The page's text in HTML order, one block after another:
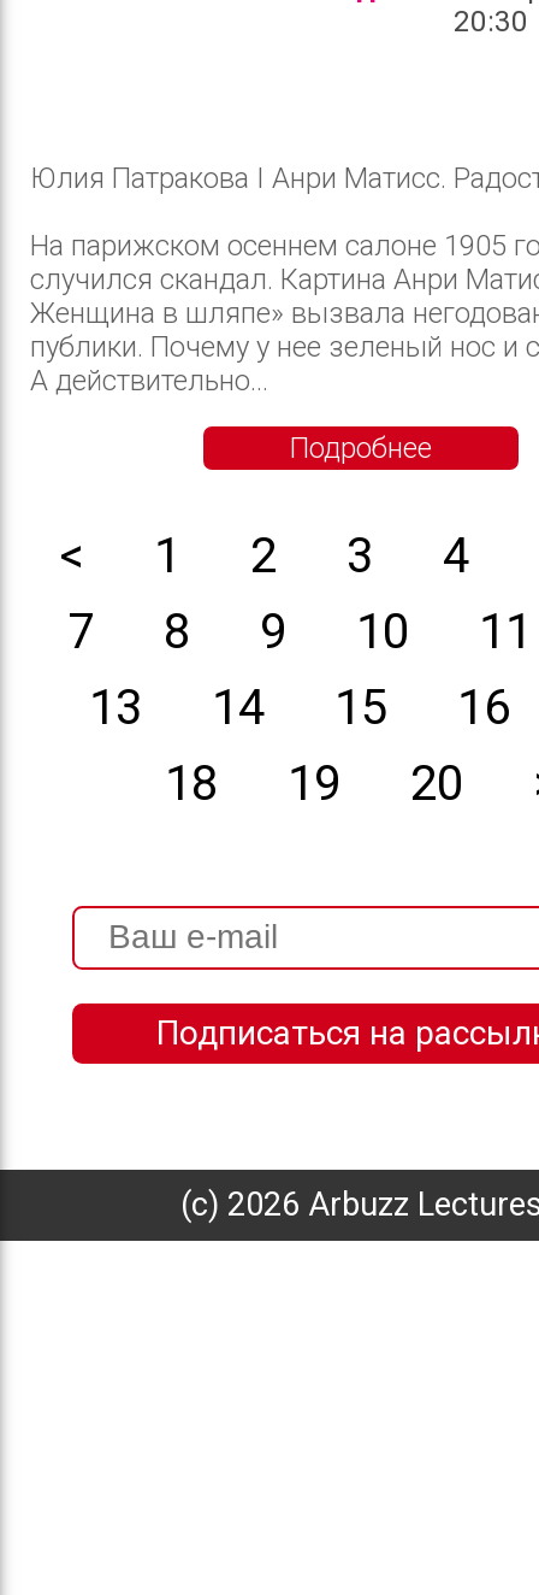
20:30
Юлия Патракова I Анри Матисс.
На парижском осеннем салоне 1905
случился скандал. Картина Анри
Женщина в шляпе» вызвала
публики. Почему у нее зеленый нос и
А действительно...
Подробнее
< 1 2 3
4
7
8 9 10
11
13
14 15
16
18
19 20
(с) 2026 Arbuzz